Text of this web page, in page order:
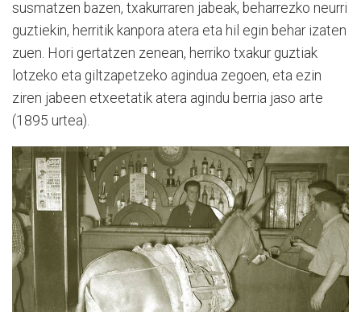
susmatzen bazen, txakurraren jabeak, beharrezko neurri
guztiekin, herritik kanpora atera eta hil egin behar izaten
zuen. Hori gertatzen zenean, herriko txakur guztiak
lotzeko eta giltzapetzeko agindua zegoen, eta ezin
ziren jabeen etxeetatik atera agindu berria jaso arte
(1895 urtea).